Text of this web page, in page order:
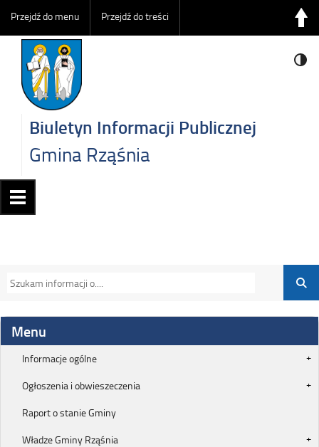
Przejdź do menu Przejdź do treści
Biuletyn Informacji Publicznej
Gmina Rząśnia
Menu
Informacje ogólne
Ogłoszenia i obwieszeczenia
Raport o stanie Gminy
Władze Gminy Rząśnia